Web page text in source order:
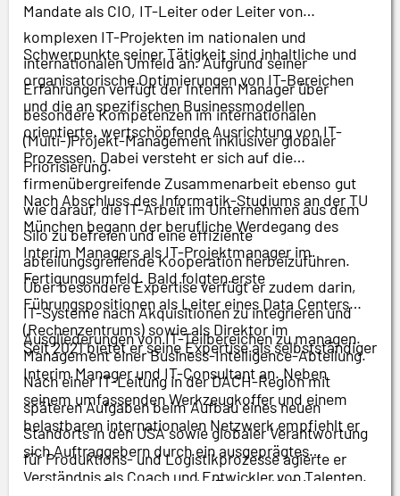
Mandate als CIO, IT-Leiter oder Leiter von
komplexen IT-Projekten im nationalen und
internationalen Umfeld an. Aufgrund seiner
Erfahrungen verfügt der Interim Manager über
besondere Kompetenzen im internationalen
(Multi-)Projekt-Management inklusiver globaler
Priorisierung.
Schwerpunkte seiner Tätigkeit sind inhaltliche und
organisatorische Optimierungen von IT-Bereichen
und die an spezifischen Businessmodellen
orientierte, wertschöpfende Ausrichtung von IT-
Prozessen. Dabei versteht er sich auf die
firmenübergreifende Zusammenarbeit ebenso gut
wie darauf, die IT-Arbeit im Unternehmen aus dem
Silo zu befreien und eine effiziente
abteilungsgreifende Kooperation herbeizuführen.
Über besondere Expertise verfügt er zudem darin,
IT-Systeme nach Akquisitionen zu integrieren und
Ausgliederungen von IT-Teilbereichen zu managen.
Nach Abschluss des Informatik-Studiums an der TU
München begann der berufliche Werdegang des
Interim Managers als IT-Projektmanager im
Fertigungsumfeld. Bald folgten erste
Führungspositionen als Leiter eines Data Centers
(Rechenzentrums) sowie als Direktor im
Management einer Business-Intelligence-Abteilung.
Nach einer IT-Leitung in der DACH-Region mit
späteren Aufgaben beim Aufbau eines neuen
Standorts in den USA sowie globaler Verantwortung
für Produktions- und Logistikprozesse agierte er
zuletzt eine Dekade lang als IT-Leiter/CIO in einem
Seit 2021 bietet er seine Expertise als selbstständiger
Interim Manager und IT-Consultant an. Neben
seinem umfassenden Werkzeugkoffer und einem
belastbaren internationalen Netzwerk empfiehlt er
sich Auftraggebern durch ein ausgeprägtes
Verständnis als Coach und Entwickler von Talenten.